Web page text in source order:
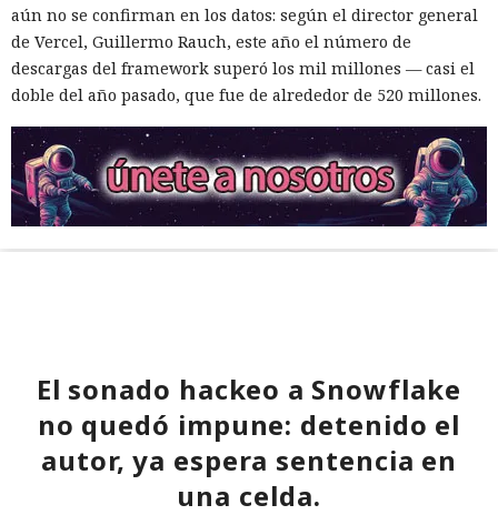
aún no se confirman en los datos: según el director general
de Vercel, Guillermo Rauch, este año el número de
descargas del framework superó los mil millones — casi el
doble del año pasado, que fue de alrededor de 520 millones.
El sonado hackeo a Snowflake
no quedó impune: detenido el
autor, ya espera sentencia en
una celda.